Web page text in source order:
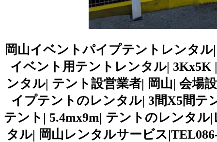
岡山イベントパイプテントレンタ
イベント用テントレンタル| 3Kx5K
ンタル| テント設営業者| 岡山| 会場
イプテントのレンタル| 3間X5間
テント| 5.4mx9m| テントのレンタ
タル| 岡山レンタルサービス